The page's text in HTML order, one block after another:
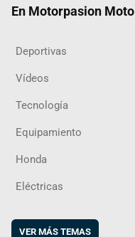
En Motorpasion
Deportivas
Vídeos
Tecnología
Equipamiento
Honda
Eléctricas
VER MÁS TEMAS